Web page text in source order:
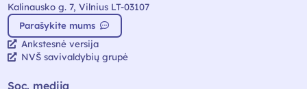
Kalinausko g. 7, Vilnius LT-03107
Parašykite mums
Ankstesnė versija
NVŠ savivaldybių grupė
Soc. medija